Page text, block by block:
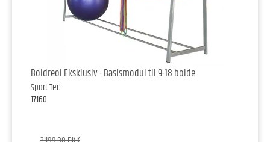
Boldreol Eksklusiv - Basismodul til 9-18 bolde
Sport Tec
17160